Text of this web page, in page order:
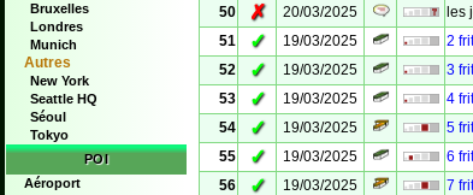
Bruxelles
Londres
Munich
Autres
New York
Seattle HQ
Séoul
Tokyo
POI
Aéroport
50
✗ 20/03/2025
les
51
✓ 19/03/2025
2
52
✓ 19/03/2025
3
53
✓ 19/03/2025
4
54
✓ 19/03/2025
5
55
✓ 19/03/2025
6
56
✓ 19/03/2025
7